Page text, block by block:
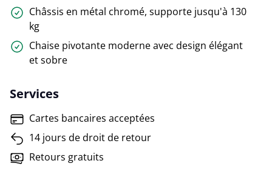
Châssis en métal chromé, supporte jusqu'à 130
kg
Chaise pivotante moderne avec design élégant
et sobre
Services
Cartes bancaires acceptées
14 jours de droit de retour
Retours gratuits